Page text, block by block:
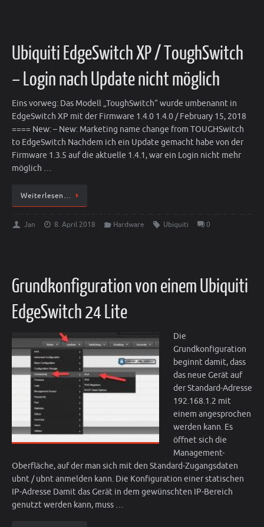
Ubiquiti EdgeSwitch XP / ToughSwitch
– Login nach Update nicht möglich
Eins vorweg: Das Modell „ToughSwitch“ wurde umbenannt in
EdgeSwitch XP mit der Firmware 1.4.0 1.4.0 / February 15, 2018
==== New: – New: Marketing name change from TOUGHSwitch
to EdgeSwitch Nachdem ich ein Update gemacht habe von der
Firmware 1.3.5 auf die aktuelle 1.4.1, war ein Login nicht mehr
möglich …
Weiterlesen…
Jan 8. April 2018 Hardware Ubiquiti 0
Grundkonfiguration von einem Ubiquiti
EdgeSwitch 24 Lite
Die
Grundkonfiguration
beginnt damit, dass
das neue Gerät auf
der Standard-Adresse
192.168.1.2 mit
einem angesprochen
werden kann. Es
öffnet sich die
Management-
Oberfläche, auf der man sich mit den Standard-Zugangsdaten
ubnt / ubnt anmelden kann. Die Konfiguration einer statischen
IP-Adresse Damit das Gerät in dem gewünschten IP-Bereich
genutzt werden kann, muss …